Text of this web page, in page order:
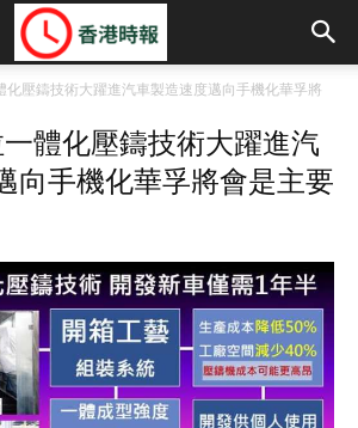
化壓鑄技術大躍進汽車製造速度邁向手機化華孚將
體化壓鑄技術大躍進汽
向手機化華孚將會是主要